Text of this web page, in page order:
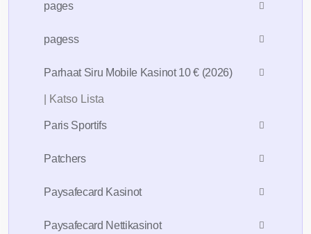
pages
pagess
Parhaat Siru Mobile Kasinot 10 € (2026)
| Katso Lista
Paris Sportifs
Patchers
Paysafecard Kasinot
Paysafecard Nettikasinot